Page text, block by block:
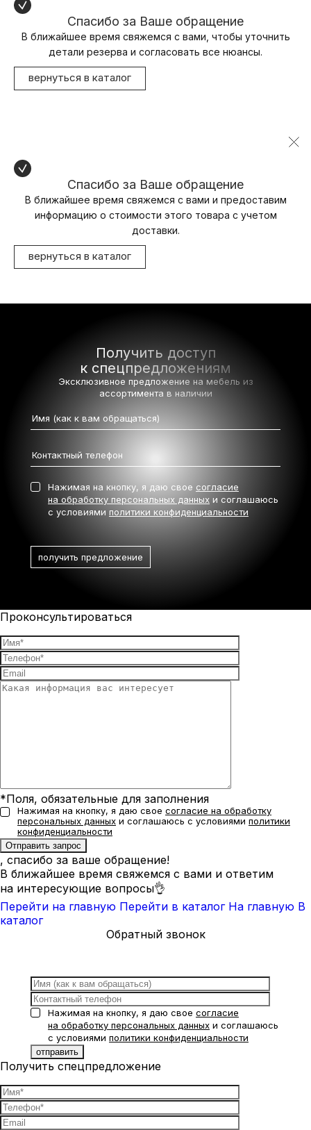
Спасибо за Ваше обращение
В ближайшее время свяжемся с вами, чтобы уточнить
детали резерва и согласовать все нюансы.
вернуться в каталог
Спасибо за Ваше обращение
В ближайшее время свяжемся с вами и предоставим
информацию о стоимости этого товара с учетом
доставки.
вернуться в каталог
Получить доступ
к спецпредложениям
Эксклюзивное предложение на мебель из
ассортимента в наличии
Нажимая на кнопку, я даю свое согласие
на обработку персональных данных и соглашаюсь
с условиями политики конфиденциальности
Проконсультироваться
*Поля, обязательные для заполнения
Нажимая на кнопку, я даю свое согласие на обработку
персональных данных и соглашаюсь с условиями политики
конфиденциальности
, спасибо за ваше обращение!
В ближайшее время свяжемся с вами и ответим
на интересующие вопросы👌
Перейти на главную Перейти в каталог На главную В
каталог
Обратный звонок
Нажимая на кнопку, я даю свое согласие
на обработку персональных данных и соглашаюсь
с условиями политики конфиденциальности
Получить спецпредложение